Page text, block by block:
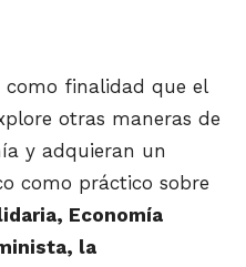
como finalidad que el
otras maneras de
y adquieran un
como práctico sobre
Economía
la